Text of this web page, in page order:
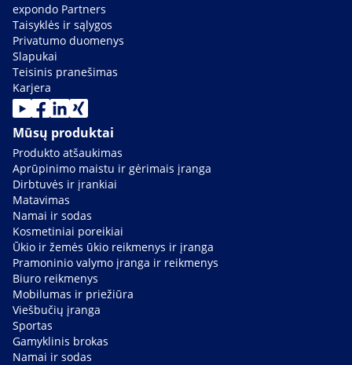
expondo Partners
Taisyklės ir sąlygos
Privatumo duomenys
Slapukai
Teisinis pranešimas
Karjera
Mūsų produktai
Produkto atšaukimas
Aprūpinimo maistu ir gėrimais įranga
Dirbtuvės ir įrankiai
Matavimas
Namai ir sodas
Kosmetiniai poreikiai
Ūkio ir žemės ūkio reikmenys ir įranga
Pramoninio valymo įranga ir reikmenys
Biuro reikmenys
Mobilumas ir priežiūra
Viešbučių įranga
Sportas
Gamyklinis brokas
Namai ir sodas